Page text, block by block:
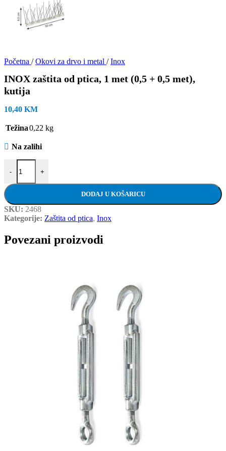
Početna / Okovi za drvo i metal / Inox
INOX zaštita od ptica, 1 met (0,5 + 0,5 met),
kutija
10,40 KM
Težina0,22 kg
Na zalihi
-
INOX zaštita od ptica, 1 met (0,5 + 0,5 met), kutija količina
+
DODAJ U KOŠARICU
SKU: 2468
Kategorije: Zaštita od ptica, Inox
Povezani proizvodi